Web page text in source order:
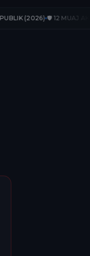
🛡️ 12 MUAJ AKSES TË PLOTË